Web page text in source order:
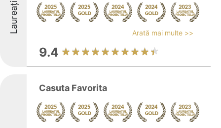
Laureați Arată mai multe >>
9.4
Casuta Favorita